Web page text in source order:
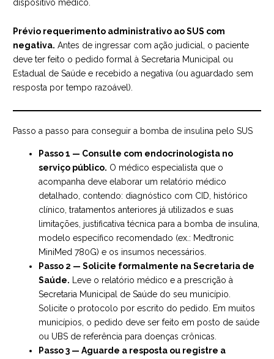
dispositivo médico.
Prévio requerimento administrativo ao SUS com
negativa. Antes de ingressar com ação judicial, o paciente
deve ter feito o pedido formal à Secretaria Municipal ou
Estadual de Saúde e recebido a negativa (ou aguardado sem
resposta por tempo razoável).
Passo a passo para conseguir a bomba de insulina pelo SUS
Passo 1 — Consulte com endocrinologista no
serviço público. O médico especialista que o
acompanha deve elaborar um relatório médico
detalhado, contendo: diagnóstico com CID, histórico
clínico, tratamentos anteriores já utilizados e suas
limitações, justificativa técnica para a bomba de insulina,
modelo específico recomendado (ex.: Medtronic
MiniMed 780G) e os insumos necessários.
Passo 2 — Solicite formalmente na Secretaria de
Saúde. Leve o relatório médico e a prescrição à
Secretaria Municipal de Saúde do seu município.
Solicite o protocolo por escrito do pedido. Em muitos
municípios, o pedido deve ser feito em posto de saúde
ou UBS de referência para doenças crônicas.
Passo 3 — Aguarde a resposta ou registre a